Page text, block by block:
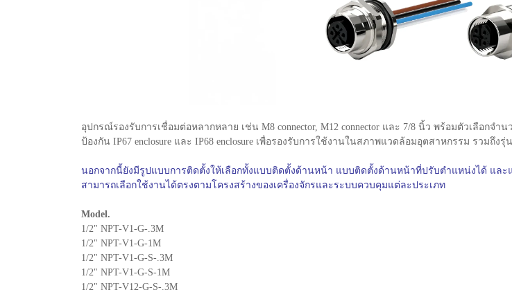
อุปกรณ์รองรับการเชื่อมต่อหลากหลาย เช่น M8 connector, M12 connector และ 7/8 นิ้ว พร้อมตัวเลือกจ
ป้องกัน IP67 enclosure และ IP68 enclosure เพื่อรองรับการใช้งานในสภาพแวดล้อมอุตสาหกรรม รวมถึ
นอกจากนี้ยังมีรูปแบบการติดตั้งให้เลือกทั้งแบบติดตั้งด้านหน้า แบบติดตั้งด้านหน้าที่ปรับตำแหน่งได้ แล
สามารถเลือกใช้งานได้ตรงตามโครงสร้างของเครื่องจักรและระบบควบคุมแต่ละประเภท
Model.
1/2" NPT-V1-G-.3M
1/2" NPT-V1-G-1M
1/2" NPT-V1-G-S-.3M
1/2" NPT-V1-G-S-1M
1/2" NPT-V12-G-S-.3M